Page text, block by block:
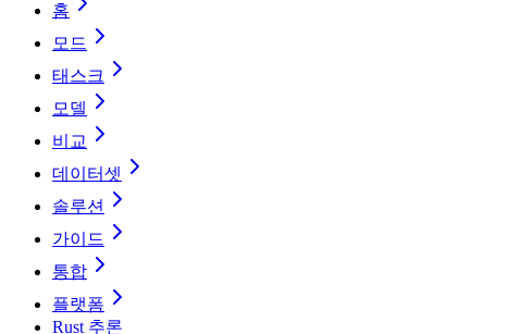
홈
모드
태스크
모델
비교
데이터셋
솔루션
가이드
통합
플랫폼
Rust 추론